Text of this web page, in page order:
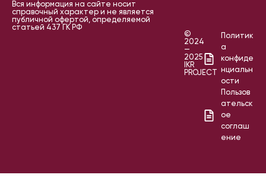
Вся информация на сайте носит
справочный характер и не является
публичной офертой, определяемой
статьей 437 ГК РФ
©
2024
—
2025
IKR
PROJECT
Политик
а
конфиде
нциальн
ости
Пользов
ательск
ое
соглаш
ение